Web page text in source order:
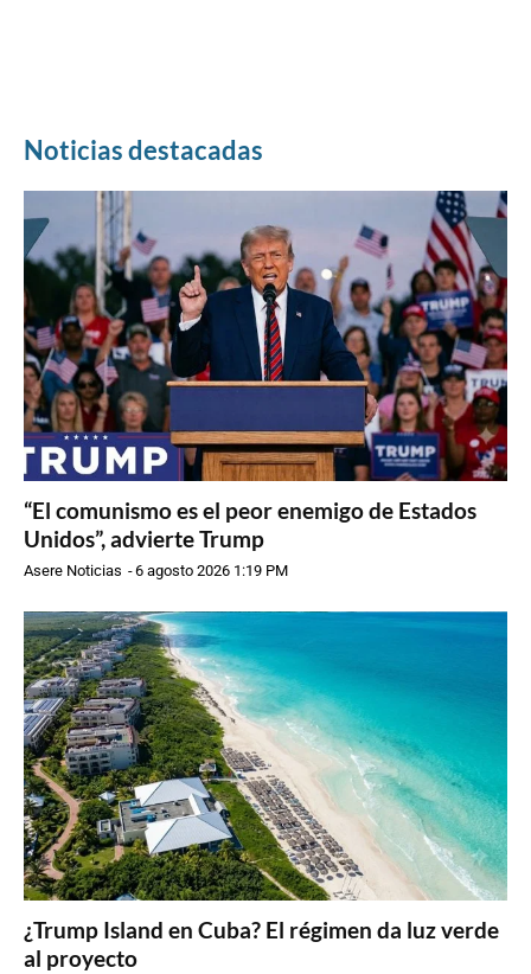
Noticias destacadas
“El comunismo es el peor enemigo de Estados
Unidos”, advierte Trump
Asere Noticias -6 agosto 2026 1:19 PM
¿Trump Island en Cuba? El régimen da luz verde
al proyecto